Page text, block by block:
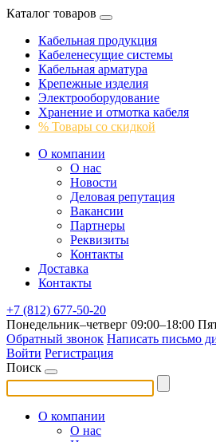
Каталог товаров
Кабельная продукция
Кабеленесущие системы
Кабельная арматура
Крепежные изделия
Электрооборудование
Хранение и отмотка кабеля
% Товары со скидкой
О компании
О нас
Новости
Деловая репутация
Вакансии
Партнеры
Реквизиты
Контакты
Доставка
Контакты
+7 (812) 677-50-20
Понедельник–четверг 09:00–18:00
Обратный звонок Написать письмо
Войти Регистрация
Поиск
О компании
О нас